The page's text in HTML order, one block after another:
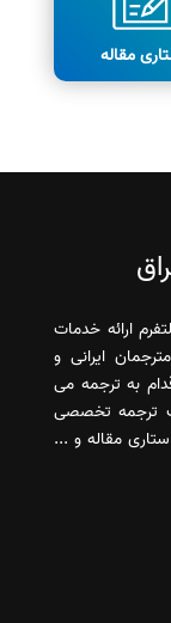
مقاله
ارائه خدمات
ایرانی و
به ترجمه می
ترجمه تخصصی
مقاله و ...